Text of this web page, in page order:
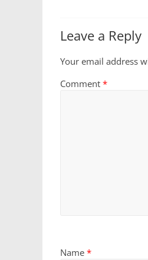
Leave a Reply
Your email address
Comment *
Name *